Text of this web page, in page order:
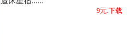
9元.下载